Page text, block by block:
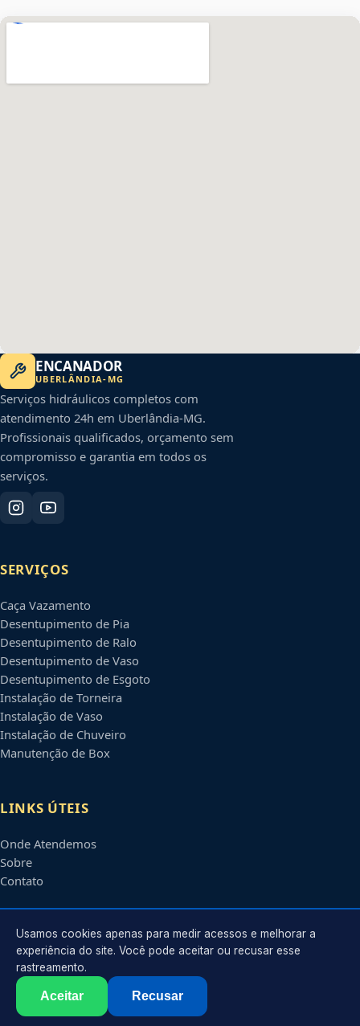
ENCANADOR
UBERLÂNDIA- MG
Serviços hidráulicos completos com
atendimento 24h em Uberlândia-MG.
Profissionais qualificados, orçamento sem
compromisso e garantia em todos os
serviços.
SERVIÇOS
Caça Vazamento
Desentupimento de Pia
Desentupimento de Ralo
Desentupimento de Vaso
Desentupimento de Esgoto
Instalação de Torneira
Instalação de Vaso
Instalação de Chuveiro
Manutenção de Box
LINKS ÚTEIS
Onde Atendemos
Sobre
Contato
CONTATO
Atendimento em
contato@encanadoremuberlandia.com.br
2026 Encanador emUberlândia
. Todos os direitos reservados.
Usamos cookies apenas para medir acessos e melhorar a
experiência do site. Você pode aceitar ou recusar esse
rastreamento.
Aceitar Recusar